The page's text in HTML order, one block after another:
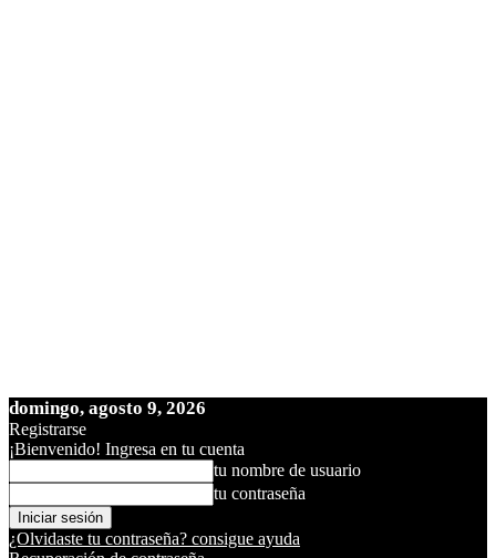
domingo, agosto 9, 2026
Registrarse
¡Bienvenido! Ingresa en tu cuenta
tu nombre de usuario
tu contraseña
¿Olvidaste tu contraseña? consigue ayuda